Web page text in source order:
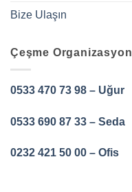
Bize Ulaşın
Çeşme Organizasyon
0533 470 73 98 – Uğur
0533 690 87 33 – Seda
0232 421 50 00 – Ofis